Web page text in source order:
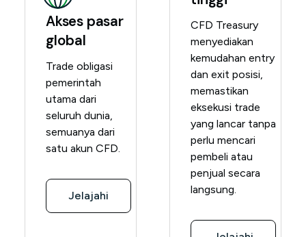
Akses pasar
global
Trade obligasi
pemerintah
utama dari
seluruh dunia,
semuanya dari
satu akun CFD.
Jelajahi
CFD Treasury
menyediakan
kemudahan entry
dan exit posisi,
memastikan
eksekusi trade
yang lancar tanpa
perlu mencari
pembeli atau
penjual secara
langsung.